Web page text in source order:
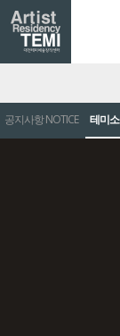
공지사항 NOTICE 테미